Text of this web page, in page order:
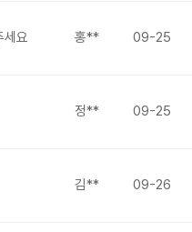
세요 홍** 09-25
정** 09-25
김** 09-26